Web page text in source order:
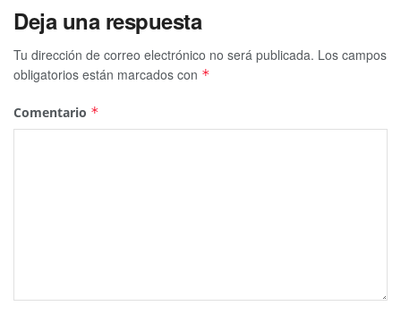
Deja una respuesta
Tu dirección de correo electrónico no será publicada. Los campos
obligatorios están marcados con *
Comentario *